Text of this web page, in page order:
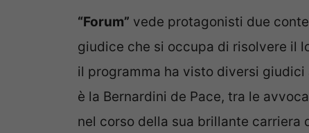
“Forum” vede protagonisti due
giudice che si occupa di risolvere il
il programma ha visto diversi
è la Bernardini de Pace, tra le
nel corso della sua brillante